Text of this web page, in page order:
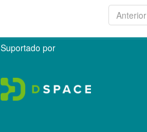
Anterior
Suportado por